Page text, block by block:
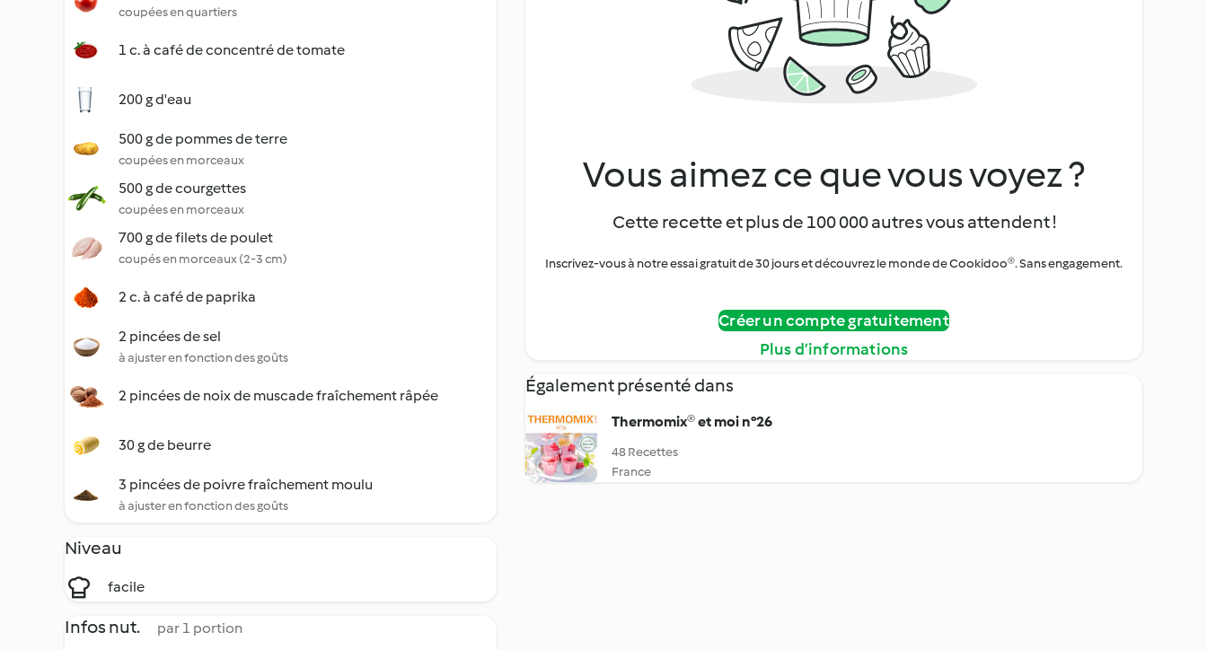
coupées en quartiers
1 c. à café de concentré de tomate
200 g d'eau
500 g de pommes de terre
coupées en morceaux
500 g de courgettes
coupées en morceaux
700 g de filets de poulet
coupés en morceaux (2-3 cm)
2 c. à café de paprika
2 pincées de sel
à ajuster en fonction des goûts
2 pincées de noix de muscade fraîchement râpée
30 g de beurre
3 pincées de poivre fraîchement moulu
à ajuster en fonction des goûts
Niveau
facile
Infos nut. par 1 portion
Vous aimez ce que vous voyez ?
Cette recette et plus de 100 000 autres vous attendent !
Inscrivez-vous à notre essai gratuit de 30 jours et découvrez le monde de Cookidoo®. Sans engagement.
Créer un compte gratuitement
Plus d’informations
Également présenté dans
Thermomix® et moi n°26
48 Recettes
France